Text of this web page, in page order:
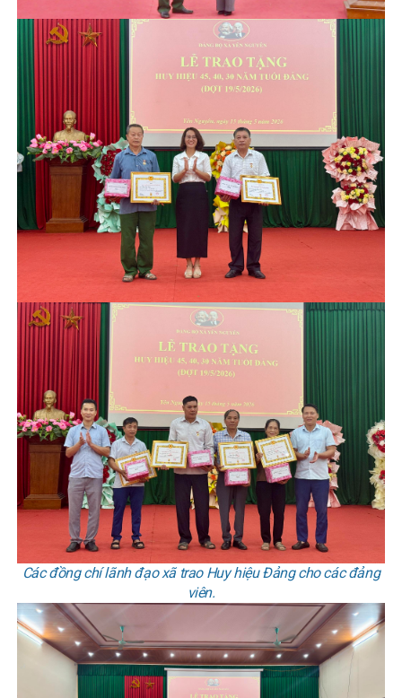
Các đồng chí lãnh đạo xã trao Huy hiệu Đảng cho các đảng
viên.